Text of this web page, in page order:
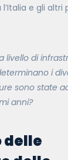
e gli altri
livello di
i
sono state
anni?
delle